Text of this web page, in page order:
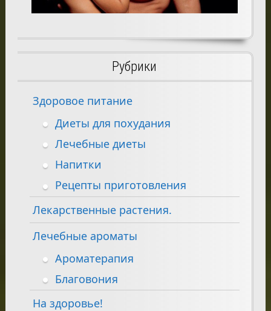
Рубрики
Здоровое питание
Диеты для похудания
Лечебные диеты
Напитки
Рецепты приготовления
Лекарственные растения.
Лечебные ароматы
Ароматерапия
Благовония
На здоровье!